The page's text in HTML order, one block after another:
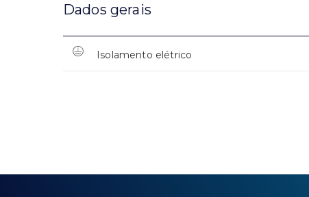
Dados gerais
Isolamento elétrico